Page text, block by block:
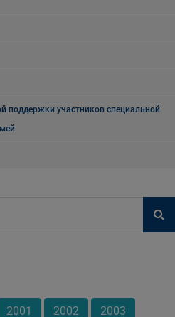
поддержки участников специальной
2001 2002 2003